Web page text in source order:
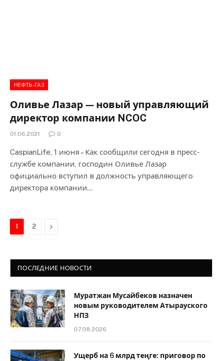
НЕФТЬ-ГАЗ
Оливье Лазар — новый управляющий
директор компании NCOC
01.06.2021 0
CaspianLife, 1 июня – Как сообщили сегодня в пресс-
службе компании, господин Оливье Лазар
официально вступил в должность управляющего
директора компании…
1 2 Next
ПОСЛЕДНИЕ НОВОСТИ
Муратжан Мусайбеков назначен
новым руководителем Атырауского
НПЗ
07.08.2026
Ущерб на 6 млрд теңге: приговор по